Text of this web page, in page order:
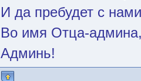
И да пребудет с
Во имя Отца-
Админь!